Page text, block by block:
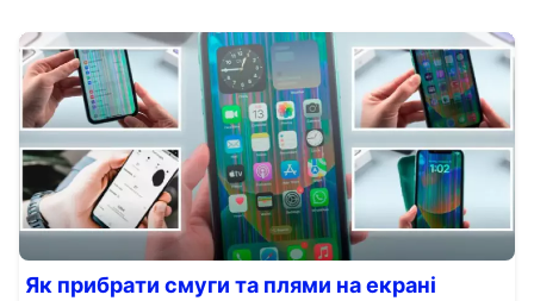
Як прибрати смуги та плями на екрані